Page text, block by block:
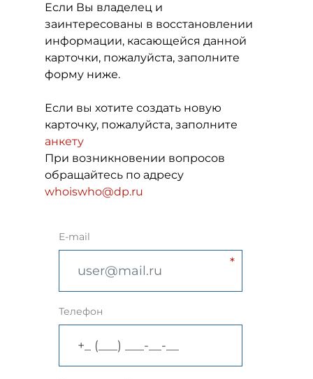
Если Вы владелец и
заинтересованы в восстановлении
информации, касающейся данной
карточки, пожалуйста, заполните
форму ниже.
Если вы хотите создать новую
карточку, пожалуйста, заполните
анкету
При возникновении вопросов
обращайтесь по адресу
whoiswho@dp.ru
E-mail
Телефон